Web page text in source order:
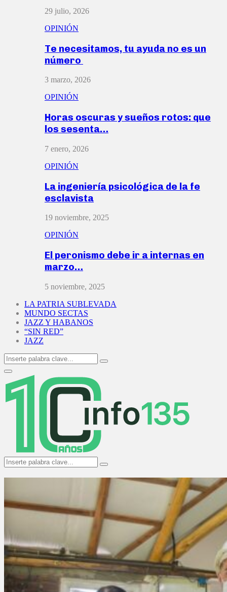
29 julio, 2026
OPINIÓN
Te necesitamos, tu ayuda no es un
número
3 marzo, 2026
OPINIÓN
Horas oscuras y sueños rotos: que
los sesenta…
7 enero, 2026
OPINIÓN
La ingeniería psicológica de la fe
esclavista
19 noviembre, 2025
OPINIÓN
El peronismo debe ir a internas en
marzo…
5 noviembre, 2025
LA PATRIA SUBLEVADA
MUNDO SECTAS
JAZZ Y HABANOS
“SIN RED”
JAZZ
Search
for:
Search
Primary
Menu
Search
for:
Search